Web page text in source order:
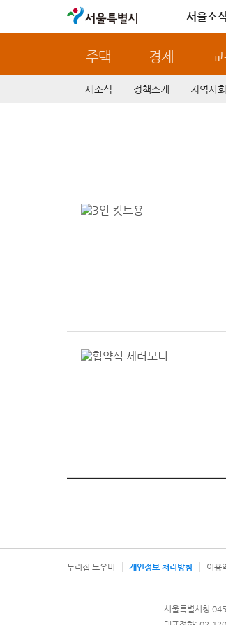
서울특별시 서울소식
주택 경제
새소식 정책소개 지역사
누리집 도우미 개인정보 처리방침 이용
문의 전화번호 120, 120 다산
서울특별시청